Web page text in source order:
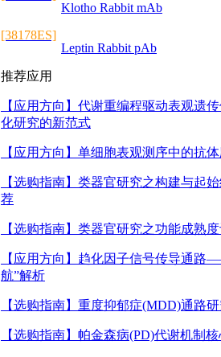
Klotho Rabbit mAb
[38178ES]
Leptin Rabbit pAb
推荐应用
【应用方向】 代谢重编程驱动表观遗
化研究的新范式
【应用方向】 单细胞表观测序中的抗体
【选购指南】 类器官研究之构建与起
荐
【选购指南】 类器官研究之功能成熟
【应用方向】 趋化因子信号传导通路
航”解析
【选购指南】 重度抑郁症(MDD)通路
【选购指南】 帕金森病(PD)代谢机制